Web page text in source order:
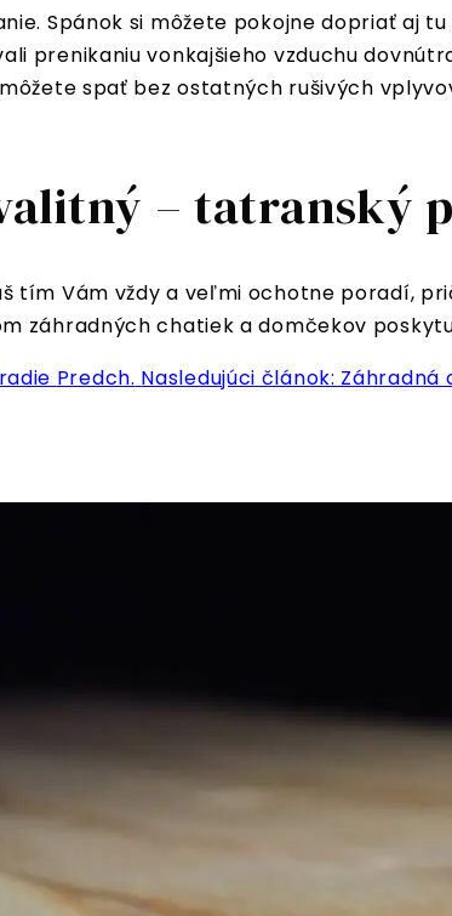
Spánok si môžete pokojne dopriať aj
prenikaniu vonkajšieho vzduchu
spať bez ostatných rušivých
– tatranský
tím Vám vždy a veľmi ochotne poradí,
záhradných chatiek a domčekov
Predch. Nasledujúci článok: